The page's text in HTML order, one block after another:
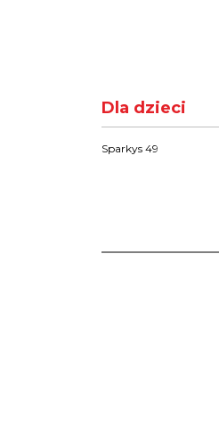
Dla dzieci
Sparkys 49